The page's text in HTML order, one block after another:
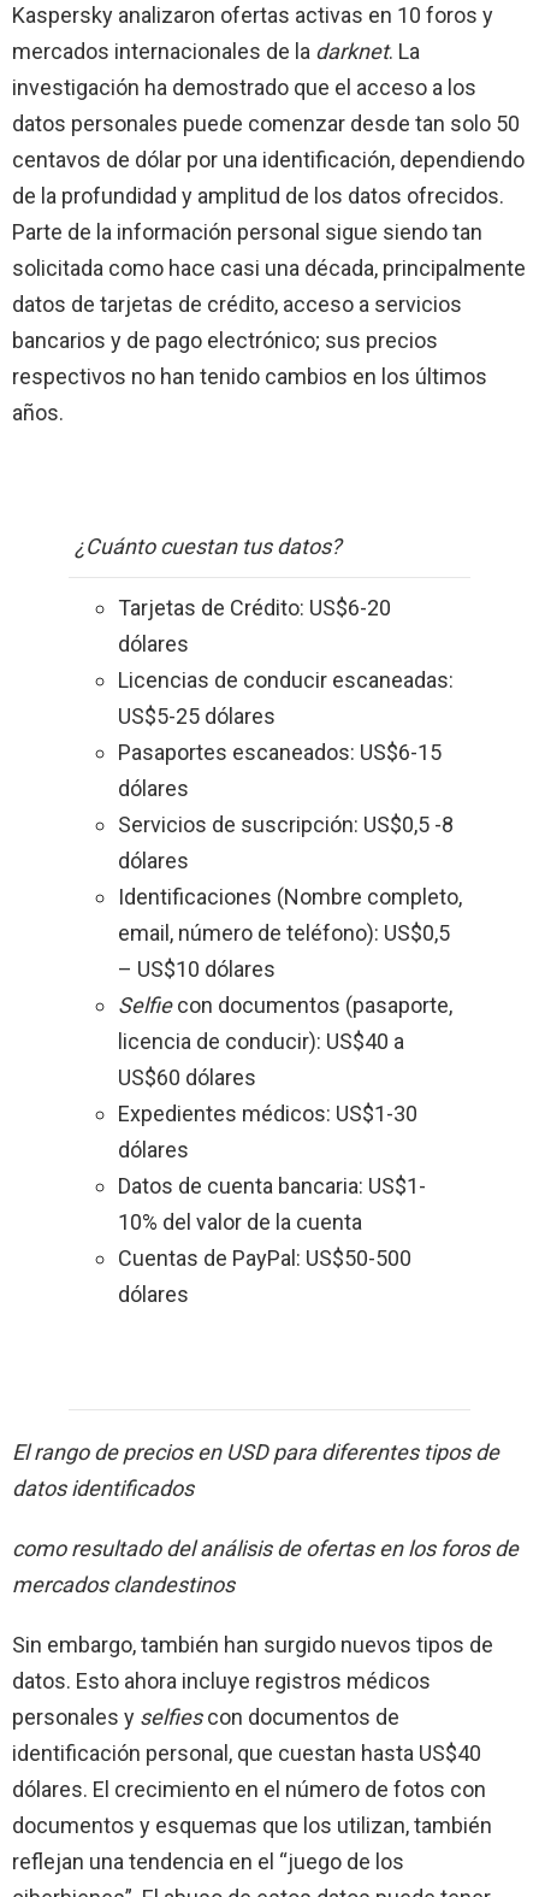
Kaspersky analizaron ofertas activas en 10 foros y
mercados internacionales de la darknet. La
investigación ha demostrado que el acceso a los
datos personales puede comenzar desde tan solo 50
centavos de dólar por una identificación, dependiendo
de la profundidad y amplitud de los datos ofrecidos.
Parte de la información personal sigue siendo tan
solicitada como hace casi una década, principalmente
datos de tarjetas de crédito, acceso a servicios
bancarios y de pago electrónico; sus precios
respectivos no han tenido cambios en los últimos
años.
¿Cuánto cuestan tus datos?
Tarjetas de Crédito: US$6-20
dólares
Licencias de conducir escaneadas:
US$5-25 dólares
Pasaportes escaneados: US$6-15
dólares
Servicios de suscripción: US$0,5 -8
dólares
Identificaciones (Nombre completo,
email, número de teléfono): US$0,5
– US$10 dólares
Selfiecon documentos (pasaporte,
licencia de conducir): US$40 a
US$60 dólares
Expedientes médicos: US$1-30
dólares
Datos de cuenta bancaria: US$1-
10% del valor de la cuenta
Cuentas de PayPal: US$50-500
dólares
El rango de precios en USD para diferentes tipos de
datos identificados
como resultado del análisis de ofertas en los foros de
mercados clandestinos
Sin embargo, también han surgido nuevos tipos de
datos. Esto ahora incluye registros médicos
personales y selfiescon documentos de
identificación personal, que cuestan hasta US$40
dólares. El crecimiento en el número de fotos con
documentos y esquemas que los utilizan, también
reflejan una tendencia en el “juego de los